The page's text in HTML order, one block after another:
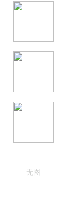
无图